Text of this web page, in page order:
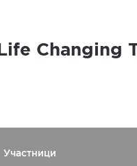
Life Changing
Участници